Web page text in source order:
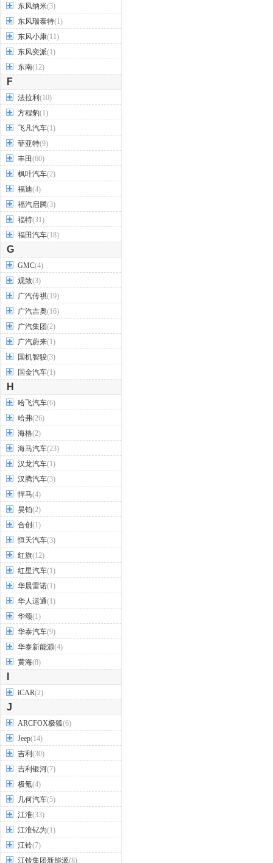
东风纳米(3)
东风瑞泰特(1)
东风小康(11)
东风奕派(1)
东南(12)
F
法拉利 (10)
方程豹(1)
飞凡汽车(1)
菲亚特(9)
丰田(60)
枫叶汽车(2)
福迪(4)
福汽启腾(3)
福特(31)
福田汽车(18)
G
GMC(4)
观致(3)
广汽传祺(19)
广汽吉奥(16)
广汽集团(2)
广汽蔚来(1)
国机智骏(3)
国金汽车(1)
H
哈飞汽车(6)
哈弗(26)
海格(2)
海马汽车(23)
汉龙汽车(1)
汉腾汽车(3)
悍马(4)
昊铂(2)
合创 (1)
恒天汽车(3)
红旗(12)
红星汽车(1)
华晨雷诺(1)
华人运通(1)
华颂(1)
华泰汽车(9)
华泰新能源(4)
黄海(8)
iCAR(2)
J
ARCFOX极狐(6)
Jeep(14)
吉利 (30)
吉利银河(7)
极氪(4)
几何汽车(5)
江淮(33)
江淮钇为(1)
江铃(7)
江铃集团新能源(8)